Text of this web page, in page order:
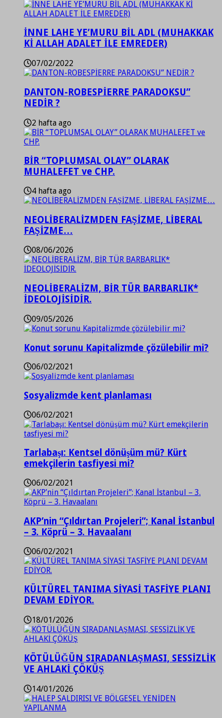
İNNE LAHE YE’MURU BİL ADL (MUHAKKAK
Kİ ALLAH ADALET İLE EMREDER)
07/02/2022
DANTON-ROBESPİERRE PARADOKSU”
NEDİR ?
2 hafta ago
BİR “TOPLUMSAL OLAY” OLARAK
MUHALEFET ve CHP.
4 hafta ago
NEOLİBERALİZMDEN FAŞİZME, LİBERAL
FAŞİZME…
08/06/2026
NEOLİBERALİZM, BİR TÜR BARBARLIK*
İDEOLOJİSİDİR.
09/05/2026
Konut sorunu Kapitalizmde çözülebilir mi?
06/02/2021
Sosyalizmde kent planlaması
06/02/2021
Tarlabaşı: Kentsel dönüşüm mü? Kürt
emekçilerin tasfiyesi mi?
06/02/2021
AKP’nin “Çıldırtan Projeleri”; Kanal İstanbul
– 3. Köprü – 3. Havaalanı
06/02/2021
KÜLTÜREL TANIMA SİYASİ TASFİYE PLANI
DEVAM EDİYOR.
18/01/2026
KÖTÜLÜĞÜN SIRADANLAŞMASI, SESSİZLİK
VE AHLAKİ ÇÖKÜŞ
14/01/2026